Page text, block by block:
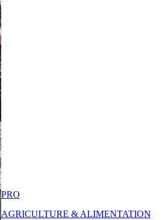
PRO
AGRICULTURE & ALIMENTATION